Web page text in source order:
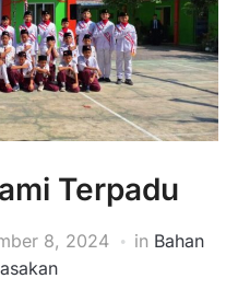
Terpadu
8, 2024 in Bahan